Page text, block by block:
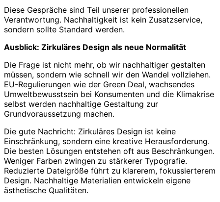
Diese Gespräche sind Teil unserer professionellen
Verantwortung. Nachhaltigkeit ist kein Zusatzservice,
sondern sollte Standard werden.
Ausblick: Zirkuläres Design als neue Normalität
Die Frage ist nicht mehr, ob wir nachhaltiger gestalten
müssen, sondern wie schnell wir den Wandel vollziehen.
EU-Regulierungen wie der Green Deal, wachsendes
Umweltbewusstsein bei Konsumenten und die Klimakrise
selbst werden nachhaltige Gestaltung zur
Grundvoraussetzung machen.
Die gute Nachricht: Zirkuläres Design ist keine
Einschränkung, sondern eine kreative Herausforderung.
Die besten Lösungen entstehen oft aus Beschränkungen.
Weniger Farben zwingen zu stärkerer Typografie.
Reduzierte Dateigröße führt zu klarerem, fokussierterem
Design. Nachhaltige Materialien entwickeln eigene
ästhetische Qualitäten.